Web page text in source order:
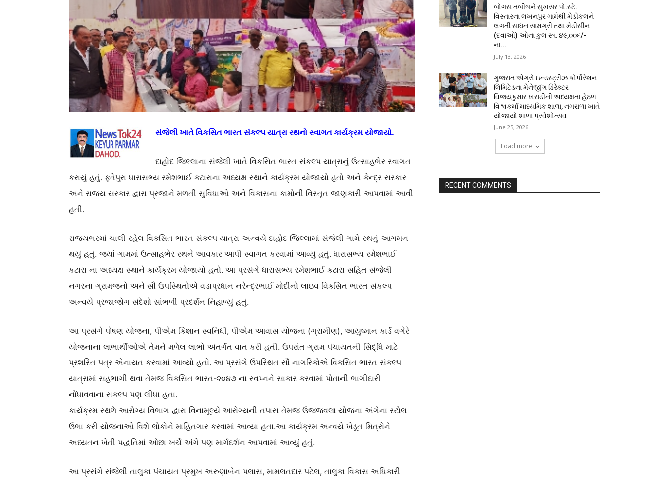
સંજેલી ખાતે વિકસિત ભારત સંકલ્પ યાત્રા રથનો સ્વાગત કાર્યક્રમ યોજાયો.
દાહોદ જિલ્લાના સંજેલી ખાતે વિકસિત ભારત સંકલ્પ યાત્રાનું ઉત્સાહભેર સ્વાગત
કરાયું હતું. ફતેપુરા ધારાસભ્ય રમેશભાઈ કટારાના અધ્યક્ષ સ્થાને કાર્યક્રમ યોજાયો હતો અને કેન્દ્ર સરકાર
અને રાજ્ય સરકાર દ્વારા પ્રજાને મળતી સુવિધાઓ અને વિકાસના કામોની વિસ્તૃત જાણકારી આપવામાં આવી
હતી.
રાજ્યભરમાં ચાલી રહેલ વિકસિત ભારત સંકલ્પ યાત્રા અન્વયે દાહોદ જિલ્લામાં સંજેલી ગામે રથનું આગમન
થયું હતું. જ્યાં ગામમાં ઉત્સાહભેર રથને આવકાર આપી સ્વાગત કરવામાં આવ્યું હતું. ધારાસભ્ય રમેશભાઈ
કટારા ના અધ્યક્ષ સ્થાને કાર્યક્રમ યોજાયો હતો. આ પ્રસંગે ધારાસભ્ય રમેશભાઈ કટારા સહિત સંજેલી
નગરના ગ્રામજનો અને સૌ ઉપસ્થિતોએ વડાપ્રધાન નરેન્દ્રભાઈ મોદીનો લાઇવ વિકસિત ભારત સંકલ્પ
અન્વયે પ્રજાજોગ સંદેશો સાંભળી પ્રદર્શન નિહાળ્યું હતું.
આ પ્રસંગે પોષણ યોજના, પીએમ કિશાન સ્વનિધી, પીએમ આવાસ યોજના (ગ્રામીણ), આયુષ્માન કાર્ડ વગેરે
યોજનાના લાભાર્થીઓએ તેમને મળેલ લાભો અંતર્ગત વાત કરી હતી. ઉપરાંત ગ્રામ પંચાયતની સિદ્ધિ માટે
પ્રશસ્તિ પત્ર એનાયત કરવામાં આવ્યો હતો. આ પ્રસંગે ઉપસ્થિત સૌ નાગરિકોએ વિકસિત ભારત સંકલ્પ
યાત્રામાં સહભાગી થવા તેમજ વિકસિત ભારત-૨૦૪૭ ના સ્વપ્નને સાકાર કરવામાં પોતાની ભાગીદારી
નોંધાવવાના સંકલ્પ પણ લીધા હતા.
કાર્યક્રમ સ્થળે આરોગ્ય વિભાગ દ્વારા વિનામૂલ્યે આરોગ્યની તપાસ તેમજ ઉજ્જવલા યોજના અંગેના સ્ટોલ
ઉભા કરી યોજનાઓ વિશે લોકોને માહિતગાર કરવામાં આવ્યા હતા.આ કાર્યક્રમ અન્વયે ખેડૂત મિત્રોને
અધ્યતન ખેતી પદ્ધતિમાં ઓછા ખર્ચે અંગે પણ માર્ગદર્શન આપવામાં આવ્યું હતું.
આ પ્રસંગે સંજેલી તાલુકા પંચાયત પ્રમુખ અરુણાબેન પલાસ, મામલતદાર પટેલ, તાલુકા વિકાસ અધિકારી
બોગસ તબીબને સુખસર પો.સ્ટે.
વિસ્તારના લખનપુર ગામેથી મેડીકલને
લગતી સાધન સામગ્રી તથા મેડીસીન
(દવાઓ) ઓના કુલ રૂા. ૪૯,૦૦૬/-
ના...
July 13, 2026
ગુજરાત એગ્રો ઇન્ડસ્ટ્રીઝ કોર્પોરેશન
લિમિટેડના મેનેજીંગ ડિરેક્ટર
વિજયકુમાર ખરાડીની અધ્યક્ષતા હેઠળ
વિશ્વકર્મા માધ્યમિક શાળા, નગરાળા ખાતે
યોજાયો શાળા પ્રવેશોત્સવ
June 25, 2026
Load more
RECENT COMMENTS